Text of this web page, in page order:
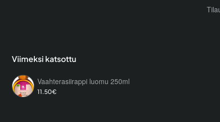
Viimeksi katsottu
Vaahterasiirappi luomu 250ml
11.50€